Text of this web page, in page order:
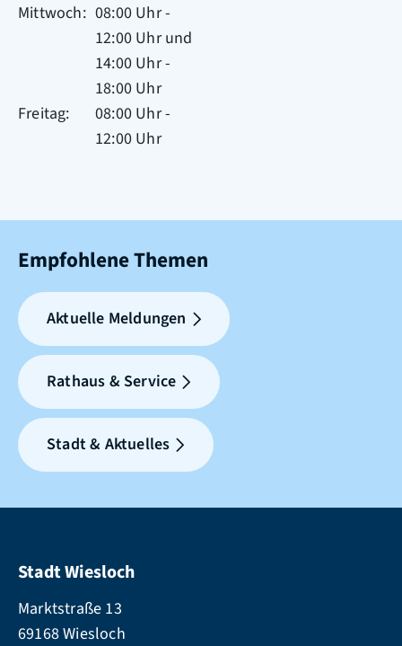
Mittwoch
08:00 Uhr-
12:00 Uhrund
14:00 Uhr-
18:00 Uhr
Freitag
08:00 Uhr-
12:00 Uhr
Empfohlene Themen
Aktuelle Meldungen
Rathaus & Service
Stadt & Aktuelles
Stadt Wiesloch
Marktstraße 13
69168 Wiesloch